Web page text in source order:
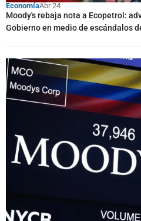
EconomíaAbr 24
Moody's rebaja nota a Ecopetrol:
Gobierno en medio de escándalos